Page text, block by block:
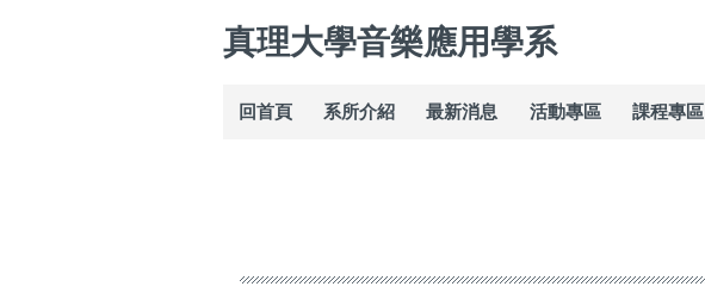
真理大學音樂應用學系
回首頁 系所介紹 最新消息 活動專區 課程專區